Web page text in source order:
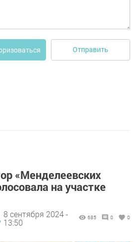
Отправить
«Менделеевских
на участке
8 сентября 2024 -
13:50
685 0 0